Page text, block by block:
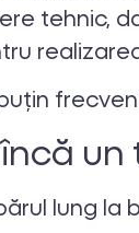
tehnic,
un
lung la